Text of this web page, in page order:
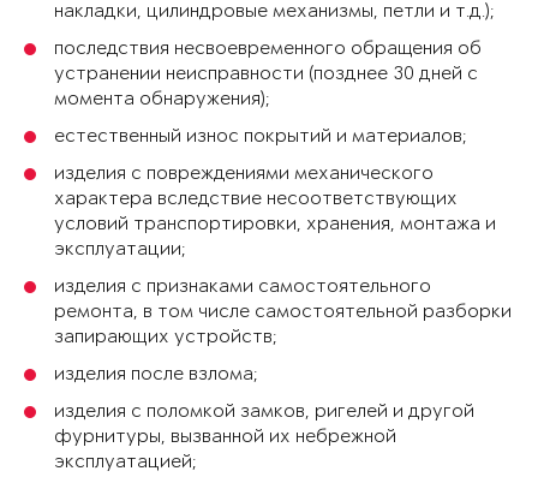
накладки, цилиндровые механизмы, петли и т.д.);
последствия несвоевременного обращения об
устранении неисправности (позднее 30 дней с
момента обнаружения);
естественный износ покрытий и материалов;
изделия с повреждениями механического
характера вследствие несоответствующих
условий транспортировки, хранения, монтажа и
эксплуатации;
изделия с признаками самостоятельного
ремонта, в том числе самостоятельной разборки
запирающих устройств;
изделия после взлома;
изделия с поломкой замков, ригелей и другой
фурнитуры, вызванной их небрежной
эксплуатацией;